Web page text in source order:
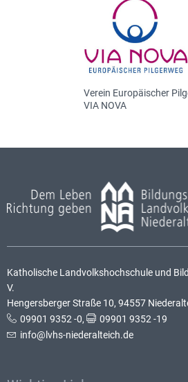
Verein Europäischer
VIA NOVA
Katholische Landvolkshochschule und
V.
Hengersberger Straße 10, 94557
09901 9352 -0,
09901 9352 -19
info@lvhs-niederalteich.de